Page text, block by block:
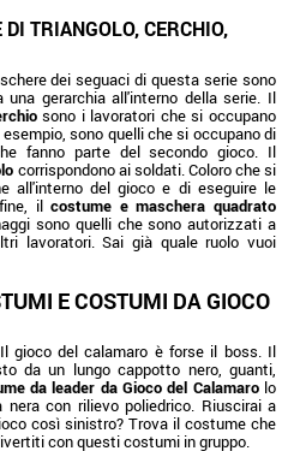
TRIANGOLO, CERCHIO,
dei seguaci di questa serie sono
gerarchia all'interno della serie. Il
sono i lavoratori che si occupano
sono quelli che si occupano di
fanno parte del secondo gioco. Il
corrispondono ai soldati. Coloro che si
all'interno del gioco e di eseguire le
ilcostume e maschera quadrato
sono quelli che sono autorizzati a
lavoratori. Sai già quale ruolo vuoi
E COSTUMI DA GIOCO
gioco del calamaro è forse il boss. Il
da un lungo cappotto nero, guanti,
da leader da Gioco del Calamarolo
con rilievo poliedrico. Riuscirai a
così sinistro? Trova il costume che
con questi costumi in gruppo.